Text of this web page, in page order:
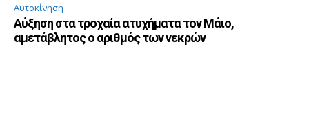
Αυτοκίνηση
Αύξηση στα τροχαία ατυχήματα τον Μάιο,
αμετάβλητος ο αριθμός των νεκρών